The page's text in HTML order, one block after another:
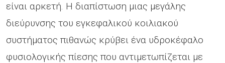
είναι αρκετή. Η διαπίστωση μιας μεγάλης
διεύρυνσης του εγκεφαλικού κοιλιακού
συστήματος πιθανώς κρύβει ένα υδροκέφαλο
φυσιολογικής πίεσης που αντιμετωπίζεται με